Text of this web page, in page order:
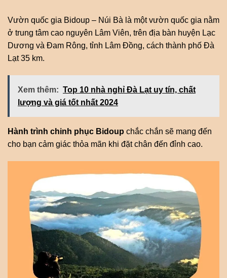
Vườn quốc gia Bidoup – Núi Bà là một vườn quốc gia nằm
ở trung tâm cao nguyên Lâm Viên, trên địa bàn huyện Lạc
Dương và Đam Rông, tỉnh Lâm Đồng, cách thành phố Đà
Lạt 35 km.
Xem thêm: Top 10 nhà nghỉ Đà Lạt uy tín, chất
lượng và giá tốt nhất 2024
Hành trình chinh phục Bidoup chắc chắn sẽ mang đến
cho bạn cảm giác thỏa mãn khi đặt chân đến đỉnh cao.